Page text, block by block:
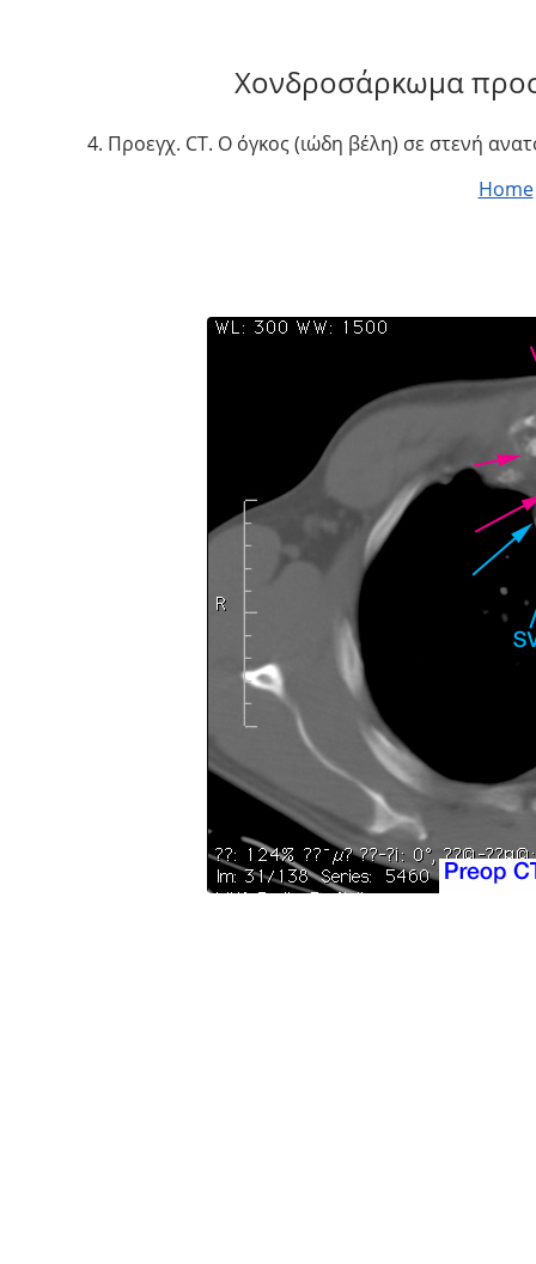
Χονδροσάρκωμα
4. Προεγχ. CT. Ο όγκος (ιώδη βέλη) σε στενή
Home